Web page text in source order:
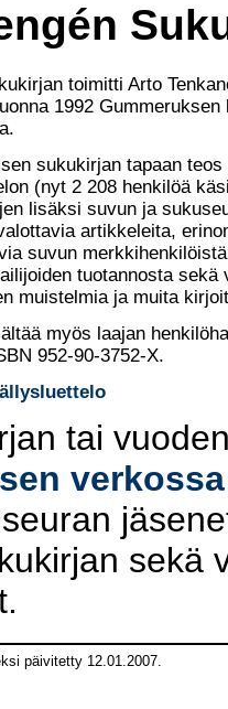
toimitti Arto
1992 Gummeruksen
sukukirjan tapaan
(nyt 2 208 henkilöä
lisäksi suvun ja
artikkeleita,
suvun
tuotannosta sekä
muistelmia ja muita
myös laajan
952-90-3752-X.
tai
verkossa
sekä
päivitetty 12.01.2007